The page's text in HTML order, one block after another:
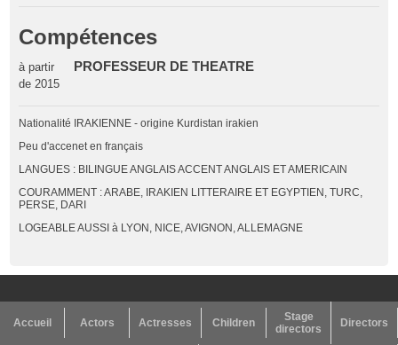
Compétences
à partir
de 2015
PROFESSEUR DE THEATRE
Nationalité IRAKIENNE - origine Kurdistan irakien
Peu d'accenet en français
LANGUES : BILINGUE ANGLAIS ACCENT ANGLAIS ET AMERICAIN
COURAMMENT : ARABE, IRAKIEN LITTERAIRE ET EGYPTIEN, TURC,
PERSE, DARI
LOGEABLE AUSSI à LYON, NICE, AVIGNON, ALLEMAGNE
Accueil Actors Actresses Children
Stage
directors
Directors